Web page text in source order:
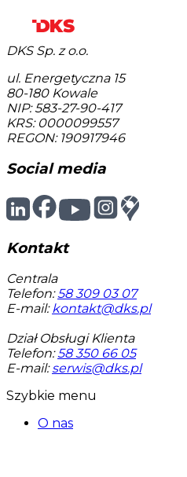
DKS Sp. z o.o.
ul. Energetyczna 15
80-180 Kowale
NIP: 583-27-90-417
KRS: 0000099557
REGON: 190917946
Social media
Kontakt
Centrala
Telefon: 58 309 03 07
E-mail: kontakt@dks.pl
Dział Obsługi Klienta
Telefon: 58 350 66 05
E-mail: serwis@dks.pl
Szybkie menu
O nas